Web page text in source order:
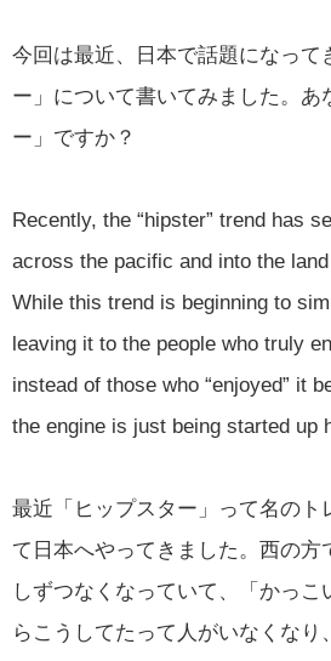
今回は最近、日本で話題になって
ー」について書いてみました。あ
ー」ですか？
Recently, the “hipster” trend has
across the pacific and into the
While this trend is beginning to
leaving it to the people who truly
instead of those who “enjoyed” it
the engine is just being started up
最近「ヒップスター」って名のト
て日本へやってきました。西の方
しずつなくなっていて、「かっ
らこうしてたって人がいなくな